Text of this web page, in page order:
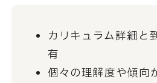
カリキュラム詳細と
有
個々の理解度や傾向